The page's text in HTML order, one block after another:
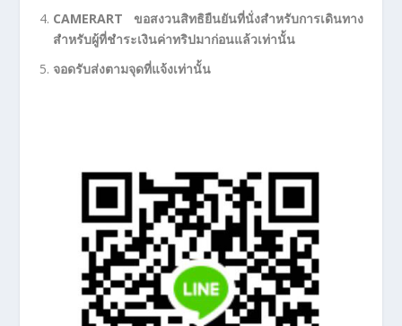
CAMERARTขอสงวนสิทธิยืนยันที่นั่งสำหรับการเดินทาง
สำหรับผู้ที่ชำระเงินค่าทริปมาก่อนแล้วเท่านั้น
จอดรับส่งตามจุดที่แจ้งเท่านั้น